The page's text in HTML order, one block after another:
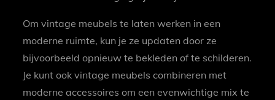
Om vintage meubels te laten werken in een
moderne ruimte, kun je ze updaten door ze
bijvoorbeeld opnieuw te bekleden of te schilderen.
Je kunt ook vintage meubels combineren met
moderne accessoires om een evenwichtige mix te